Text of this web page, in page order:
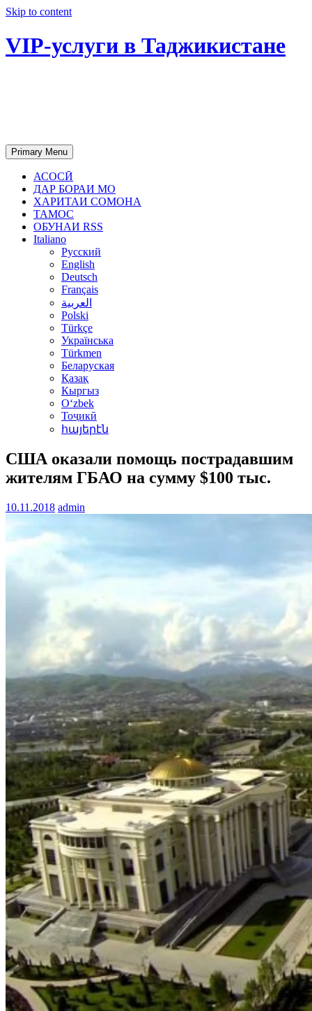
Skip to content
VIP-услуги в Таджикистане
Primary Menu
АСОСӢ
ДАР БОРАИ МО
ХАРИТАИ СОМОНА
ТАМОС
ОБУНАИ RSS
Italiano
Русский
English
Deutsch
Français
العربية
Polski
Türkçe
Українська
Türkmen
Беларуская
Қазақ
Кыргыз
Oʻzbek
Тоҷикӣ
հայերէն
США оказали помощь пострадавшим
жителям ГБАО на сумму $100 тыс.
10.11.2018 admin